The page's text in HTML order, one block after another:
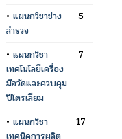
• แผนกวิชาช่าง
สำรวจ
5
• แผนกวิชา
เทคโนโลยีเครื่อง
มือวัดและควบคุม
ปิโตรเลียม
7
• แผนกวิชา
เทคนิคการผลิต
17